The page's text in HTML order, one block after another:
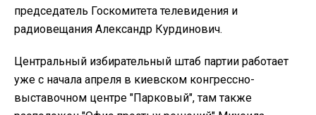
председатель Госкомитета телевидения и
радиовещания Александр Курдинович.
Центральный избирательный штаб партии работает
уже с начала апреля в киевском конгрессно-
выставочном центре "Парковый", там также